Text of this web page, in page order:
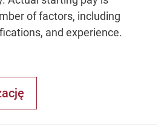
of factors, including
and experience.